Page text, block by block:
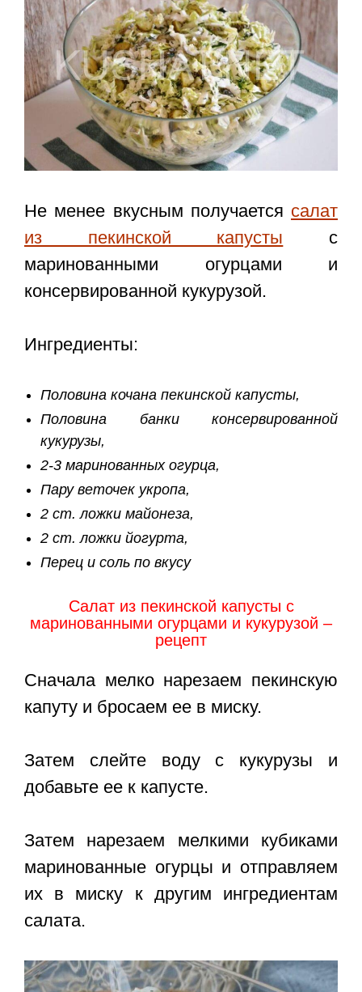
Не менее вкусным получается салат
из пекинской капусты с
маринованными огурцами и
консервированной кукурузой.
Ингредиенты:
Половина кочана пекинской капусты,
Половина банки консервированной
кукурузы,
2-3 маринованных огурца,
Пару веточек укропа,
2 ст. ложки майонеза,
2 ст. ложки йогурта,
Перец и соль по вкусу
Салат из пекинской капусты с
маринованными огурцами и кукурузой –
рецепт
Сначала мелко нарезаем пекинскую
капуту и бросаем ее в миску.
Затем слейте воду с кукурузы и
добавьте ее к капусте.
Затем нарезаем мелкими кубиками
маринованные огурцы и отправляем
их в миску к другим ингредиентам
салата.